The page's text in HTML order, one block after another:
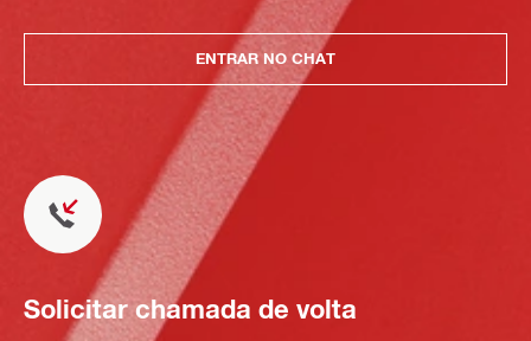
ENTRAR NO CHAT
Solicitar chamada de volta